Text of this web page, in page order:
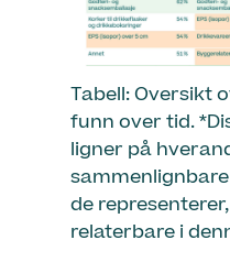
Tabell: Oversikt
funn over tid.
ligner på
de
relaterbare i